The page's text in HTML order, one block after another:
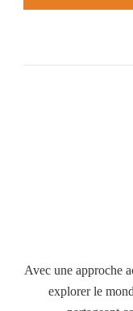
Avec une approche
explorer le